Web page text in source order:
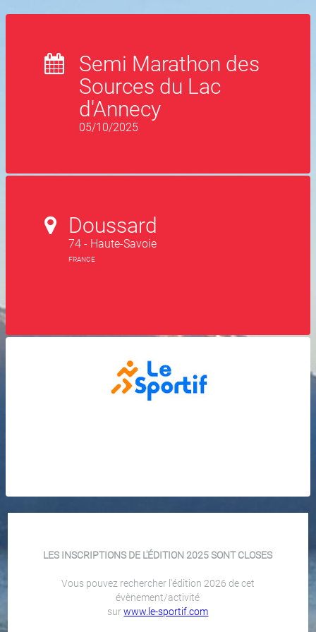
Semi Marathon des
Sources du Lac
d'Annecy
05/10/2025
Doussard
74 - Haute-Savoie
FRANCE
LES INSCRIPTIONS DE L'ÉDITION 2025 SONT CLOSES
Vous pouvez rechercher l'édition 2026 de cet
évènement/activité
surwww.le-sportif.com